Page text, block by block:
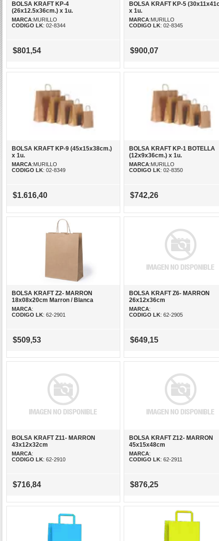
BOLSA KRAFT KP-4
(26x12.5x36cm.) x 1u.
MARCA:MURILLO
CODIGO LK: 02-8344
$801,54
BOLSA KRAFT KP-5
x 1u.
MARCA:MURILLO
CODIGO LK: 02-8345
$900,07
BOLSA KRAFT KP-9 (45x15x38cm.)
x 1u.
MARCA:MURILLO
CODIGO LK: 02-8349
$1.616,40
BOLSA KRAFT KP-1 BOTELLA
(12x9x36cm.) x 1u.
MARCA:MURILLO
CODIGO LK: 02-8350
$742,26
BOLSA KRAFT Z2- MARRON
18x08x20cm Marron / Blanca
MARCA:
CODIGO LK: 62-2901
$509,53
BOLSA KRAFT Z6- MARRON
26x12x36cm
MARCA:
CODIGO LK: 62-2905
$649,15
BOLSA KRAFT Z11- MARRON
43x12x32cm
MARCA:
CODIGO LK: 62-2910
$716,84
BOLSA KRAFT Z12- MARRON
45x15x48cm
MARCA:
CODIGO LK: 62-2911
$876,25